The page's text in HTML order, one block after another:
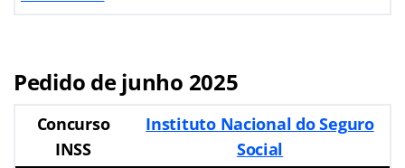
Pedido de junho 2025
Concurso
INSS
Instituto Nacional do Seguro
Social